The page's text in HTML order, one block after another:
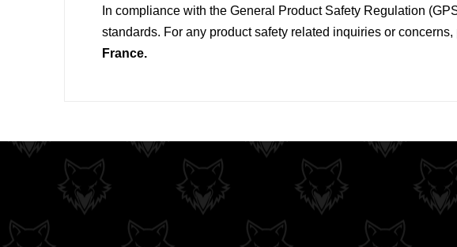
In compliance with the General Product Safety Regulation
standards. For any product safety related inquiries or
France.